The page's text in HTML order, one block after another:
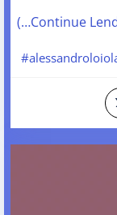
(…Continue